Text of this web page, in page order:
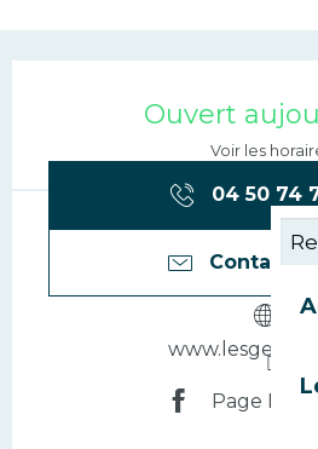
Ouverture
Ouvert
Voir les
04 50 74
www.lesgets-
Page